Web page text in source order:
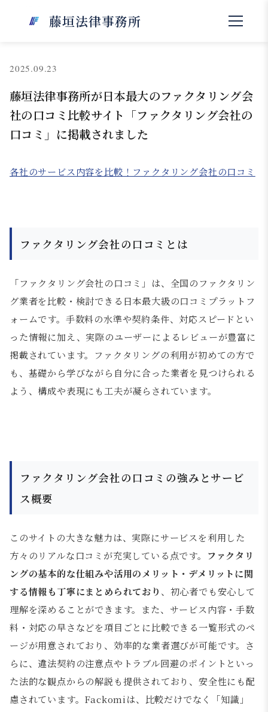
藤垣法律事務所
NEWS
2025.09.23
藤垣法律事務所が日本最大のファクタリング会
社の口コミ比較サイト「ファクタリング会社の
口コミ」に掲載されました
各社のサービス内容を比較！ファクタリング会社の口コミ
ファクタリング会社の口コミとは
「ファクタリング会社の口コミ」は、全国のファクタリン
グ業者を比較・検討できる日本最大級の口コミプラットフ
ォームです。手数料の水準や契約条件、対応スピードとい
った情報に加え、実際のユーザーによるレビューが豊富に
掲載されています。ファクタリングの利用が初めての方で
も、基礎から学びながら自分に合った業者を見つけられる
よう、構成や表現にも工夫が凝らされています。
ファクタリング会社の口コミの強みとサービ
ス概要
このサイトの大きな魅力は、実際にサービスを利用した
方々のリアルな口コミが充実している点です。
ファクタリ
ングの基本的な仕組みや活用のメリット・デメリットに関
する情報も丁寧にまとめられており、初心者でも安心して
理解を深めることができます。また、サービス内容・手数
料・対応の早さなどを項目ごとに比較できる一覧形式のペ
ージが用意されており、効率的な業者選びが可能です。さ
らに、違法契約の注意点やトラブル回避のポイントといっ
た法的な観点からの解説も提供されており、安全性にも配
慮されています。Fackomiは、比較だけでなく「知識」